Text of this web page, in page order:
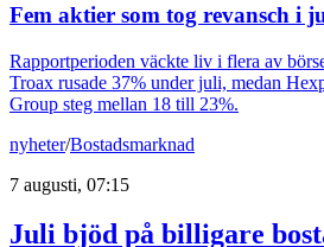
Fem aktier som tog revansch i
Rapportperioden väckte liv i flera av
Troax rusade 37% under juli, medan
Group steg mellan 18 till 23%.
nyheter/Bostadsmarknad
7 augusti, 07:15
Juli bjöd på billigare